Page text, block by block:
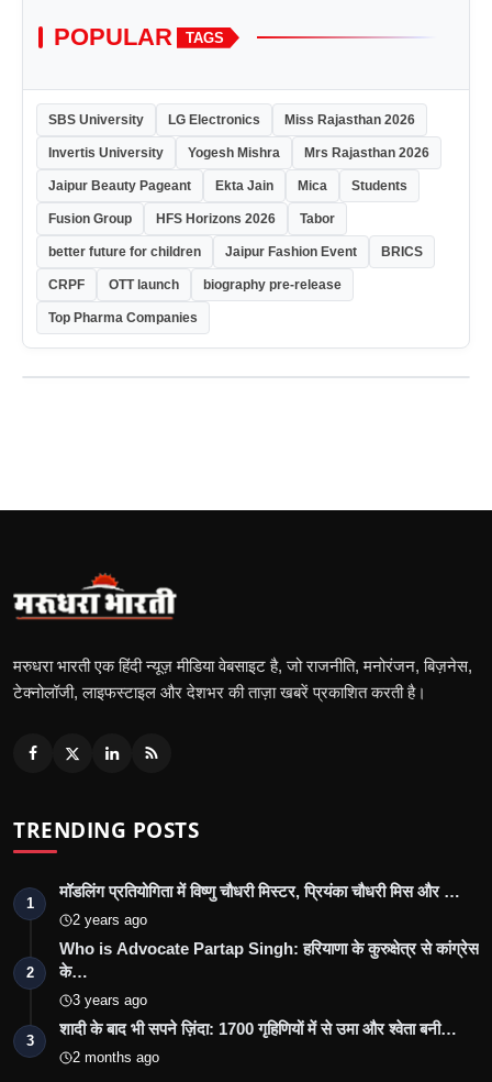
POPULAR TAGS
SBS University LG Electronics Miss Rajasthan 2026
Invertis University Yogesh Mishra Mrs Rajasthan 2026
Jaipur Beauty Pageant Ekta Jain Mica Students
Fusion Group HFS Horizons 2026 Tabor
better future for children Jaipur Fashion Event BRICS
CRPF OTT launch biography pre-release
Top Pharma Companies
मरुधरा भारती एक हिंदी न्यूज़ मीडिया वेबसाइट है, जो राजनीति, मनोरंजन, बिज़नेस,
टेक्नोलॉजी, लाइफस्टाइल और देशभर की ताज़ा खबरें प्रकाशित करती है।
TRENDING POSTS
1
मॉडलिंग प्रतियोगिता में विष्णु चौधरी मिस्टर, प्रियंका चौधरी मिस और …
2 years ago
2
Who is Advocate Partap Singh: हरियाणा के कुरुक्षेत्र से कांग्रेस
के…
3 years ago
3
शादी के बाद भी सपने ज़िंदा: 1700 गृहिणियों में से उमा और श्वेता बनी…
2 months ago